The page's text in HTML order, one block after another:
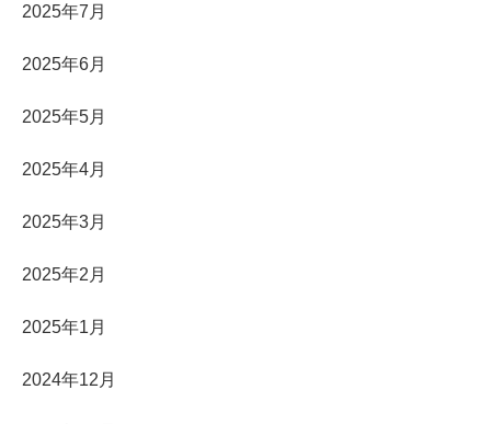
2025年7月
2025年6月
2025年5月
2025年4月
2025年3月
2025年2月
2025年1月
2024年12月